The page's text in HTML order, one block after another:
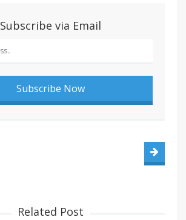
Subscribe via Email
Related Post